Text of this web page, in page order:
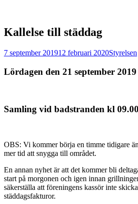
Kallelse till städdag
Postades
7 september 201912 februari 2020Författare
Styrelsen
Lördagen den 21 september
Samling vid badstranden kl 09.00
OBS: Vi kommer börja en timme tidigare
mer tid att snygga till området.
En annan nyhet är att det kommer bli
start på morgonen och igen innan
säkerställa att föreningens kassör inte
städdagsfakturor.